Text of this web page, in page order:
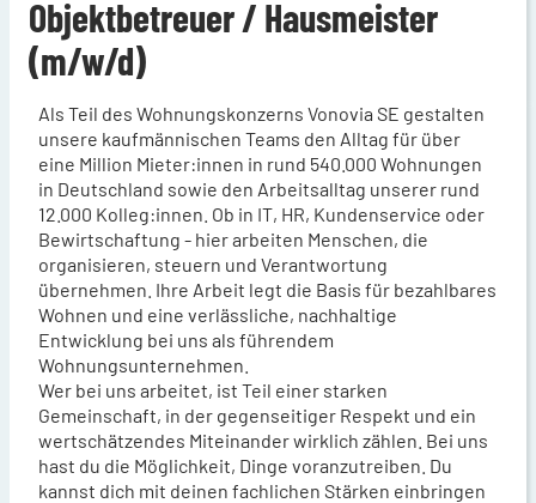
Objektbetreuer / Hausmeister
(m/w/d)
Als Teil des Wohnungskonzerns Vonovia SE gestalten
unsere kaufmännischen Teams den Alltag für über
eine Million Mieter:innen in rund 540.000 Wohnungen
in Deutschland sowie den Arbeitsalltag unserer rund
12.000 Kolleg:innen. Ob in IT, HR, Kundenservice oder
Bewirtschaftung - hier arbeiten Menschen, die
organisieren, steuern und Verantwortung
übernehmen. Ihre Arbeit legt die Basis für bezahlbares
Wohnen und eine verlässliche, nachhaltige
Entwicklung bei uns als führendem
Wohnungsunternehmen.
Wer bei uns arbeitet, ist Teil einer starken
Gemeinschaft, in der gegenseitiger Respekt und ein
wertschätzendes Miteinander wirklich zählen. Bei uns
hast du die Möglichkeit, Dinge voranzutreiben. Du
kannst dich mit deinen fachlichen Stärken einbringen